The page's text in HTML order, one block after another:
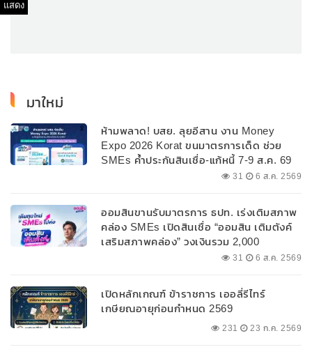
แสดง
มาใหม่
ห้ามพลาด! บสย. ลุยอีสาน งาน Money
Expo 2026 Korat ขนมาตรการเด็ด ช่วย
SMEs ค้ำประกันสินเชื่อ-แก้หนี้ 7-9 ส.ค. 69
31 6 ส.ค. 2569
ออมสินขานรับมาตรการ ธปท. เร่งเติมสภาพ
คล่อง SMEs เปิดสินเชื่อ “ออมสิน เติมตังค์
เสริมสภาพคล่อง” วงเงินรวม 2,000
ลบ.สนับสนุนเงินทุนหมุนเวียนวงเงินกู้สูงสุด
31 6 ส.ค. 2569
เปิดหลักเกณฑ์ ข้าราชการ เออลี่รีไทร์
เกษียณอายุก่อนกำหนด 2569
231 23 ก.ค. 2569